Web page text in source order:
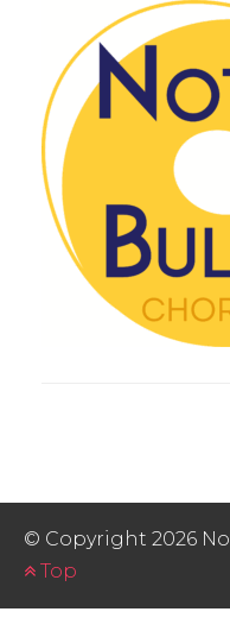
CONTACT
PHOTOS
© Copyright 2026
Top